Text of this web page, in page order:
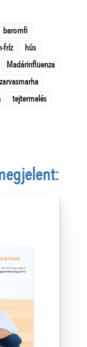
baromfi
fríz
hús
Madárinfluenza
tejtermelés